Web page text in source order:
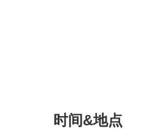
时间&地点